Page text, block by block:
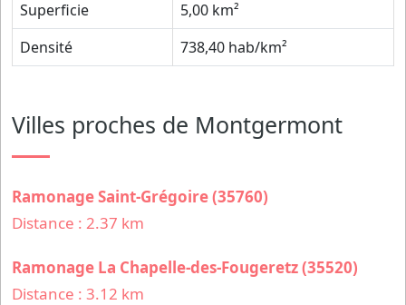
Superficie
5,00 km²
Densité
738,40 hab/km²
Villes proches de Montgermont
Ramonage Saint-Grégoire (35760)
Distance : 2.37 km
Ramonage La Chapelle-des-Fougeretz (35520)
Distance : 3.12 km